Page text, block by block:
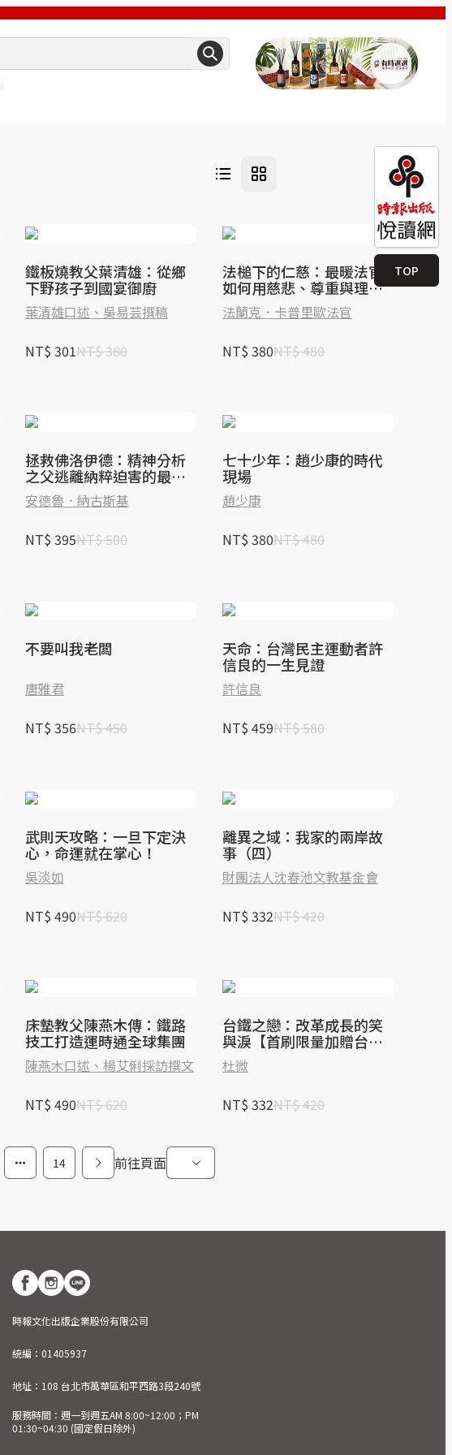
TOP
鐵板燒教父葉清雄：從鄉
下野孩子到國宴御廚
葉清雄口述、吳易芸撰稿
NT$ 301NT$ 380
法槌下的仁慈：最暖法官
如何用慈悲、尊重與理解
扭轉人生
法蘭克．卡普里歐法官
NT$ 380NT$ 480
拯救佛洛伊德：精神分析
之父逃離納粹迫害的最終
旅程
安德魯．納古斯基
NT$ 395NT$ 500
七十少年：趙少康的時代
現場
趙少康
NT$ 380NT$ 480
不要叫我老闆
唐雅君
NT$ 356NT$ 450
天命：台灣民主運動者許
信良的一生見證
許信良
NT$ 459NT$ 580
武則天攻略：一旦下定決
心，命運就在掌心！
吳淡如
NT$ 490NT$ 620
離異之域：我家的兩岸故
事（四）
財團法人沈春池文教基金會
NT$ 332NT$ 420
床墊教父陳燕木傳：鐵路
技工打造運時通全球集團
陳燕木口述、楊艾俐採訪撰文
NT$ 490NT$ 620
台鐵之戀：改革成長的笑
與淚【首刷限量加贈台鐵
永保安康紀念車票】
杜微
NT$ 332NT$ 420
14 前往頁面
時報文化出版企業股份有限公司
統編：01405937
地址：108 台北市萬華區和平西路3段240號
服務時間：週一到週五AM 8:00~12:00；PM
01:30~04:30 (國定假日除外)